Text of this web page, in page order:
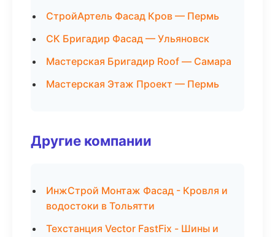
СтройАртель Фасад Кров — Пермь
СК Бригадир Фасад — Ульяновск
Мастерская Бригадир Roof — Самара
Мастерская Этаж Проект — Пермь
Другие компании
ИнжСтрой Монтаж Фасад - Кровля и
водостоки в Тольятти
Техстанция Vector FastFix - Шины и